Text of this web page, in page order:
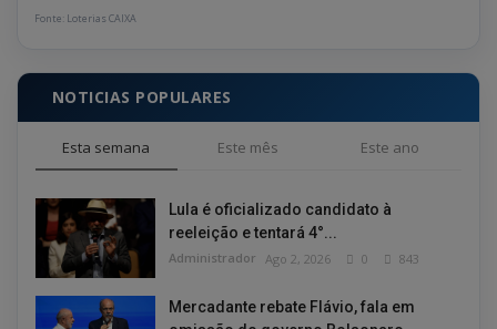
Fonte: Loterias CAIXA
NOTICIAS POPULARES
Esta semana Este mês Este ano
Lula é oficializado candidato à
reeleição e tentará 4°...
Administrador Ago 2, 2026 0 843
Mercadante rebate Flávio, fala em